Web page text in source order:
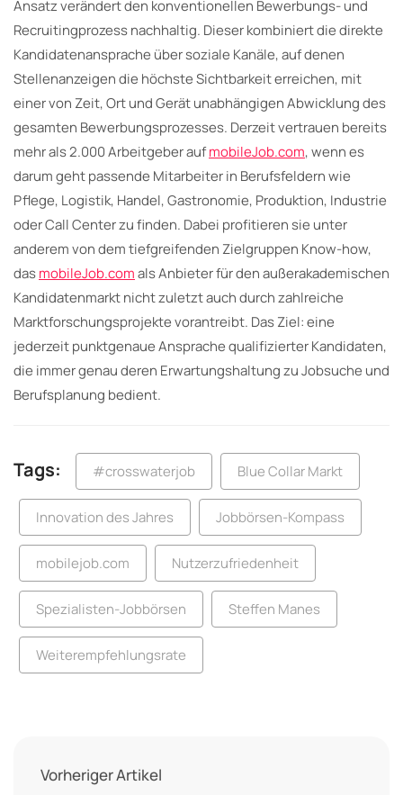
Ansatz verändert den konventionellen Bewerbungs- und
Recruitingprozess nachhaltig. Dieser kombiniert die direkte
Kandidatenansprache über soziale Kanäle, auf denen
Stellenanzeigen die höchste Sichtbarkeit erreichen, mit
einer von Zeit, Ort und Gerät unabhängigen Abwicklung des
gesamten Bewerbungsprozesses. Derzeit vertrauen bereits
mehr als 2.000 Arbeitgeber aufmobileJob.com, wenn es
darum geht passende Mitarbeiter in Berufsfeldern wie
Pflege, Logistik, Handel, Gastronomie, Produktion, Industrie
oder Call Center zu finden. Dabei profitieren sie unter
anderem von dem tiefgreifenden Zielgruppen Know-how,
dasmobileJob.comals Anbieter für den außerakademischen
Kandidatenmarkt nicht zuletzt auch durch zahlreiche
Marktforschungsprojekte vorantreibt. Das Ziel: eine
jederzeit punktgenaue Ansprache qualifizierter Kandidaten,
die immer genau deren Erwartungshaltung zu Jobsuche und
Berufsplanung bedient.
Tags: #crosswaterjob Blue Collar Markt
Innovation des Jahres Jobbörsen-Kompass
mobilejob.com Nutzerzufriedenheit
Spezialisten-Jobbörsen Steffen Manes
Weiterempfehlungsrate
Vorheriger Artikel